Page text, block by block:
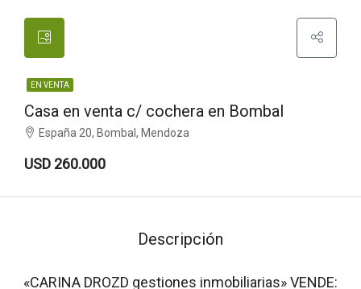
EN VENTA
Casa en venta c/ cochera en Bombal
España 20, Bombal, Mendoza
USD 260.000
Descripción
«CARINA DROZD gestiones inmobiliarias» VENDE: